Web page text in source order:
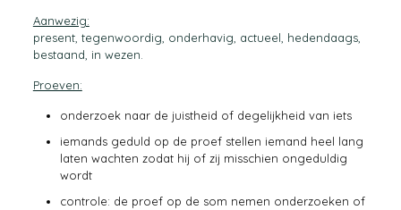
Aanwezig:
present, tegenwoordig, onderhavig, actueel, hedendaags,
bestaand, in wezen.
Proeven:
onderzoek naar de juistheid of degelijkheid van iets
iemands geduld op de proef stellen iemand heel lang
laten wachten zodat hij of zij misschien ongeduldig
wordt
controle: de proef op de som nemen onderzoeken of